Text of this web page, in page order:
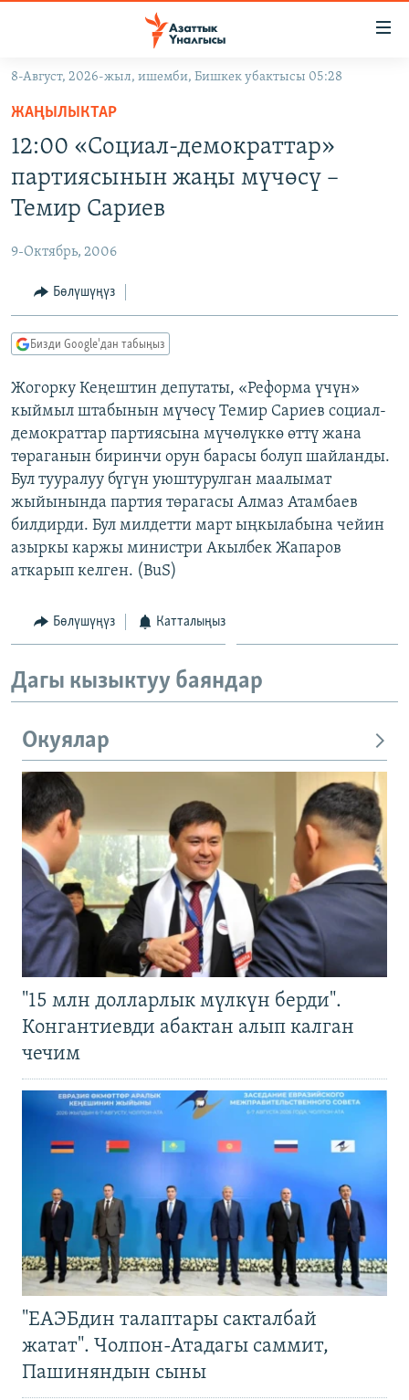
Навигацияга
өтүңүз
салыңыз
МАДАНИЯТ
УКРАИНА
ТВ ПРОГРАММАЛАР
БҮГҮН АЗАТТЫКТА
ДАНИСТЕ
АЗАТТЫК+
ЫҢГАЙСЫЗ СУРООЛОР
ПОДКАСТ
ЭЕ/АРнун бардык сайттары
8-Август, 2026-жыл, ишемби, Бишкек убактысы 05:28
ЖАҢЫЛЫКТАР
12:00 «Социал-демократтар»
партиясынын жаңы мүчөсү –
Темир Сариев
9-Октябрь, 2006
Бөлүшүңүз
Бизди Google'дан табыңыз
Жогорку Кеңештин депутаты, «Реформа үчүн»
кыймыл штабынын мүчөсү Темир Сариев социал-
демократтар партиясына мүчөлүккө өттү жана
төраганын биринчи орун барасы болуп шайланды.
Бул тууралуу бүгүн уюштурулган маалымат
жыйынында партия төрагасы Алмаз Атамбаев
билдирди. Бул милдетти март ыңкылабына чейин
азыркы каржы министри Акылбек Жапаров
аткарып келген. (BuS)
Бөлүшүңүз Катталыңыз
Дагы кызыктуу баяндар
Окуялар
"15 млн долларлык мүлкүн берди".
Конгантиевди абактан алып калган
чечим
"ЕАЭБдин талаптары сакталбай
жатат". Чолпон-Атадагы саммит,
Пашиняндын сыны